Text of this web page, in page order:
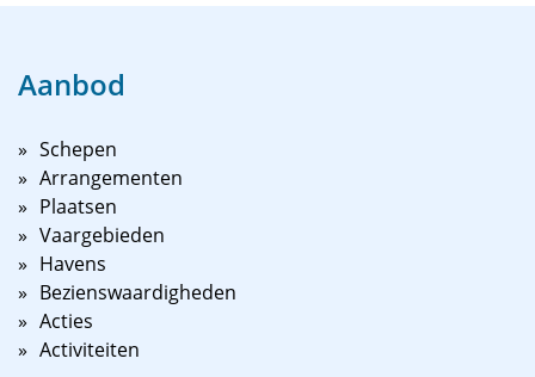
Aanbod
Schepen
Arrangementen
Plaatsen
Vaargebieden
Havens
Bezienswaardigheden
Acties
Activiteiten